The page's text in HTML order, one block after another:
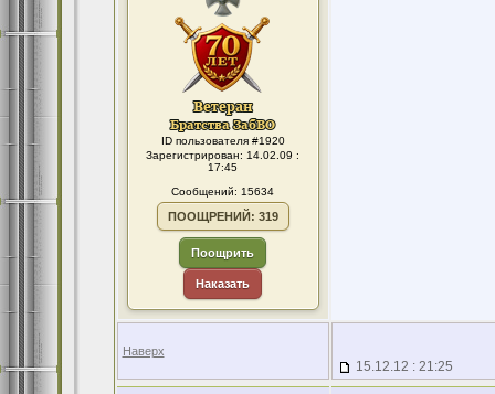
ID пользователя #1920
Зарегистрирован: 14.02.09 :
17:45
Сообщений: 15634
ПООЩРЕНИЙ: 319
Поощрить
Наказать
Наверх
15.12.12 : 21:25